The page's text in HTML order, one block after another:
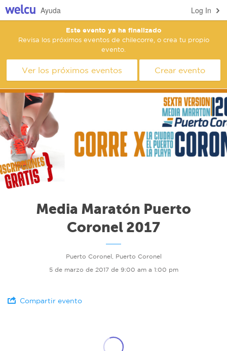
Log In
Ayuda
Este evento ya ha finalizado
Revisa los próximos eventos de chilecorre, o crea tu propio
evento.
Ver los próximos eventos Crear evento
Media Maratón Puerto
Coronel 2017
Puerto Coronel, Puerto Coronel
5 de marzo de 2017 de 9:00 am a 1:00 pm
Compartir evento